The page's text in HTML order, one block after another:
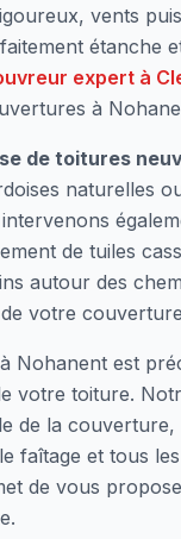
vents
étanche
expert à
à
de toitures
naturelles
de tuiles
autour des
de votre
Nohanent est
votre toiture.
de la
faîtage et tous
de vous